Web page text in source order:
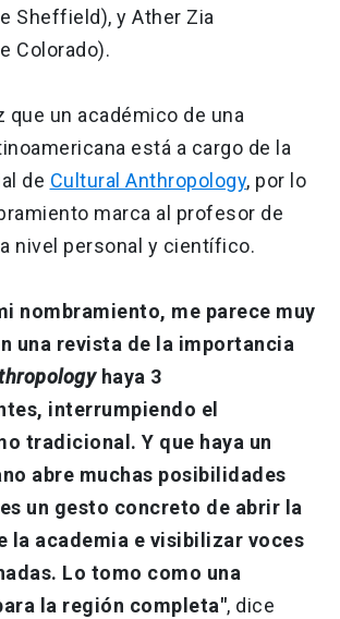
Sheffield), y Ather Zia
Colorado).
que un académico de una
está a cargo de la
de Cultural Anthropology, por lo
marca al profesor de
nivel personal y científico.
nombramiento, me parece muy
una revista de la importancia
haya 3
interrumpiendo el
tradicional. Y que haya un
abre muchas posibilidades
un gesto concreto de abrir la
la academia e visibilizar voces
Lo tomo como una
la región completa", dice